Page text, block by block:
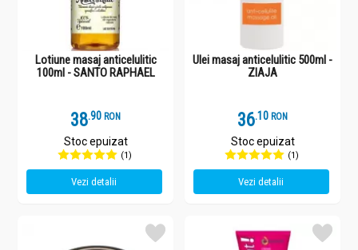
Lotiune masaj anticelulitic
100ml - SANTO RAPHAEL
38.9 RON
Stoc epuizat
(1)
Vezi detalii
Ulei masaj anticelulitic 500ml -
ZIAJA
36.1 RON
Stoc epuizat
(1)
Vezi detalii